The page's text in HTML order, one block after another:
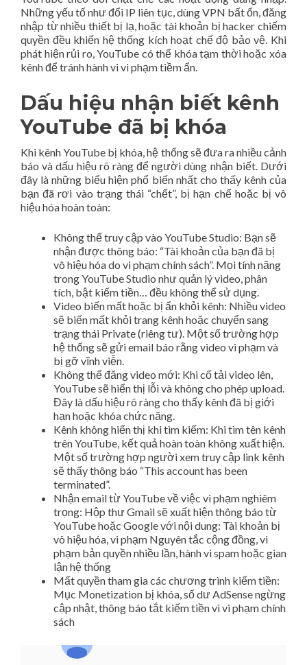
Những yếu tố như đổi IP liên tục, dùng VPN bất ổn, đăng
nhập từ nhiều thiết bị lạ, hoặc tài khoản bị hacker chiếm
quyền đều khiến hệ thống kích hoạt chế độ bảo vệ. Khi
phát hiện rủi ro, YouTube có thể khóa tạm thời hoặc xóa
kênh để tránh hành vi vi phạm tiềm ẩn.
Dấu hiệu nhận biết kênh
YouTube đã bị khóa
Khi kênh YouTube bị khóa, hệ thống sẽ đưa ra nhiều cảnh
báo và dấu hiệu rõ ràng để người dùng nhận biết. Dưới
đây là những biểu hiện phổ biến nhất cho thấy kênh của
bạn đã rơi vào trạng thái “chết”, bị hạn chế hoặc bị vô
hiệu hóa hoàn toàn:
Không thể truy cập vào YouTube Studio: Bạn sẽ
nhận được thông báo: “Tài khoản của bạn đã bị
vô hiệu hóa do vi phạm chính sách”. Mọi tính năng
trong YouTube Studio như quản lý video, phân
tích, bật kiếm tiền… đều không thể sử dụng.
Video biến mất hoặc bị ẩn khỏi kênh: Nhiều video
sẽ biến mất khỏi trang kênh hoặc chuyển sang
trạng thái Private (riêng tư). Một số trường hợp
hệ thống sẽ gửi email báo rằng video vi phạm và
bị gỡ vĩnh viễn.
Không thể đăng video mới: Khi cố tải video lên,
YouTube sẽ hiển thị lỗi và không cho phép upload.
Đây là dấu hiệu rõ ràng cho thấy kênh đã bị giới
hạn hoặc khóa chức năng.
Kênh không hiển thị khi tìm kiếm: Khi tìm tên kênh
trên YouTube, kết quả hoàn toàn không xuất hiện.
Một số trường hợp người xem truy cập link kênh
sẽ thấy thông báo “This account has been
terminated”.
Nhận email từ YouTube về việc vi phạm nghiêm
trọng: Hộp thư Gmail sẽ xuất hiện thông báo từ
YouTube hoặc Google với nội dung: Tài khoản bị
vô hiệu hóa, vi phạm Nguyên tắc cộng đồng, vi
phạm bản quyền nhiều lần, hành vi spam hoặc gian
lận hệ thống
Mất quyền tham gia các chương trình kiếm tiền:
Mục Monetization bị khóa, số dư AdSense ngừng
cập nhật, thông báo tắt kiếm tiền vì vi phạm chính
sách